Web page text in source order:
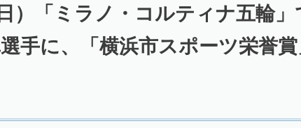
）「ミラノ・コルティナ五輪
手に、「横浜市スポーツ栄誉